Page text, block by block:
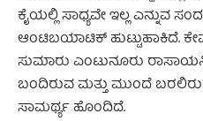
ಕೈಯಲ್ಲಿ ಸಾಧ್ಯವೇ ಇಲ್ಲ ಎನ್ನುವ
ಆಂಟಿಬಯಾಟಿಕ್ ಹುಟ್ಟುಹಾಕಿದೆ.
ಸುಮಾರು ಎಂಟುನೂರು
ಬಂದಿರುವ ಮತ್ತು ಮುಂದೆ
ಸಾಮರ್ಥ್ಯ ಹೊಂದಿದೆ.